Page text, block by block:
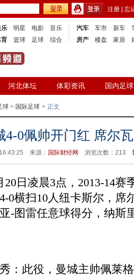
注册 忘
明星 电影
音乐
篮球 足球 综合
汽车 车市 新车
房产
楼盘 家居
河北体坛 体彩资讯 国内足球
球 > 国际足球 > 正文
4-0佩帅开门红 席尔
来源： 国际财经网 浏览次数： 213
日凌晨3点，2013-14赛
0横扫10人纽卡斯尔，席
-图雷任意球得分，纳斯
此役，曼城主帅佩莱格